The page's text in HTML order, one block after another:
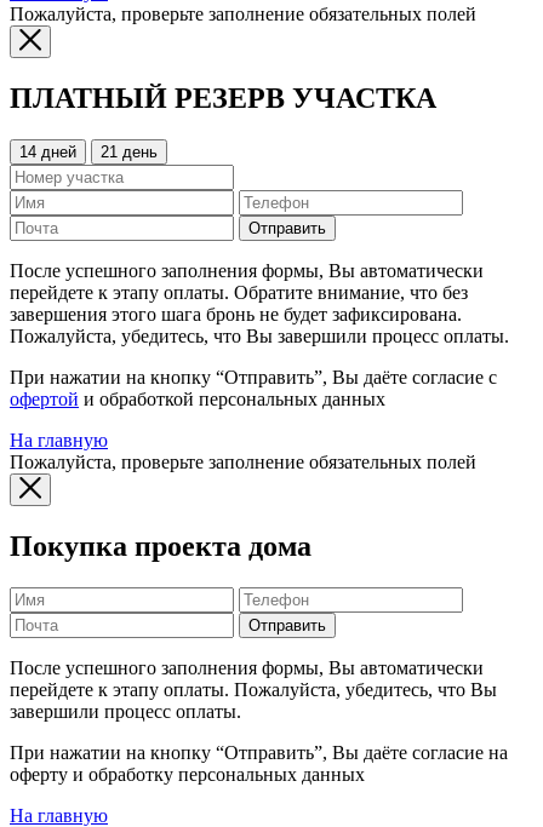
Пожалуйста, проверьте заполнение обязательных полей
ПЛАТНЫЙ РЕЗЕРВ УЧАСТКА
14 дней 21 день
Отправить
После успешного заполнения формы, Вы автоматически
перейдете к этапу оплаты. Обратите внимание, что без
завершения этого шага бронь не будет зафиксирована.
Пожалуйста, убедитесь, что Вы завершили процесс оплаты.
При нажатии на кнопку “Отправить”, Вы даёте согласие с
офертой и обработкой персональных данных
На главную
Пожалуйста, проверьте заполнение обязательных полей
Покупка проекта дома
Отправить
После успешного заполнения формы, Вы автоматически
перейдете к этапу оплаты. Пожалуйста, убедитесь, что Вы
завершили процесс оплаты.
При нажатии на кнопку “Отправить”, Вы даёте согласие на
оферту и обработку персональных данных
На главную